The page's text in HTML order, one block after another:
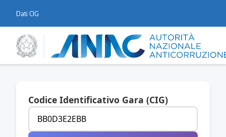
Dati CIG
Codice Identificativo Gara (CIG)